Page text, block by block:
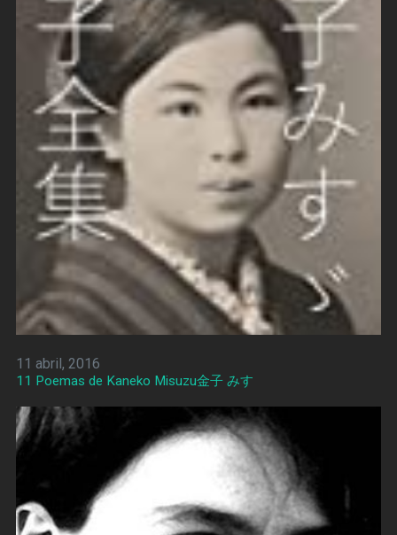
11 abril, 2016
11 Poemas de Kaneko Misuzu金子 みすゞ